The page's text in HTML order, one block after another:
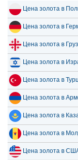
Цена золота в
Цена золота в
Цена золота в
Цена золота в
Цена золота в
Цена золота в
Цена золота в
Цена золота в
Цена золота в